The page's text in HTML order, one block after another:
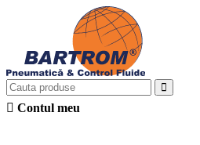
Contul meu